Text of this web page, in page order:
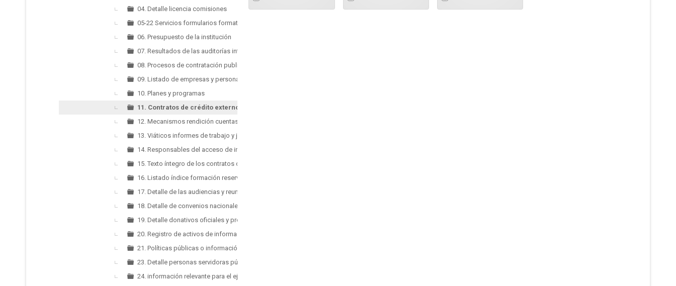
04. Detalle licencia comisiones
05-22 Servicios formularios formatos trámites
06. Presupuesto de la institución
07. Resultados de las auditorías internas y gubernamentales
08. Procesos de contratación publica
09. Listado de empresas y personas que han incumplido contratos
10. Planes y programas
11. Contratos de crédito externos o internos
12. Mecanismos rendición cuentas
13. Viáticos informes de trabajo y justificativos de movilización
14. Responsables del acceso de información publica
15. Texto íntegro de los contratos colectivos vigentes y reformas
16. Listado índice formación reservada
17. Detalle de las audiencias y reuniones de autoridades
18. Detalle de convenios nacionales e internacionales
19. Detalle donativos oficiales y protocolares
20. Registro de activos de información frecuente y complementaria
21. Políticas públicas o información grupo específico
23. Detalle personas servidoras públicas con acciones afirmativas
24. información relevante para el ejercicio de derechos ODS
an
an
an